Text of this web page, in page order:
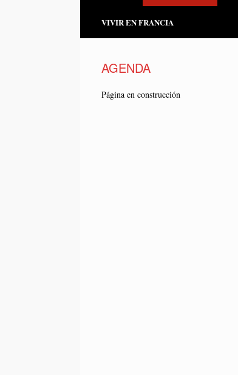
VIVIR EN FRANCIA
AGENDA
Página en construcción